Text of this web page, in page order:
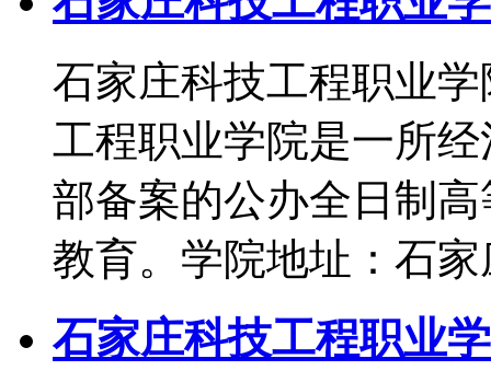
石家庄科技工程职业
工程职业学院是一所
部备案的公办全日制
教育。学院地址：石
石家庄科技工程职业